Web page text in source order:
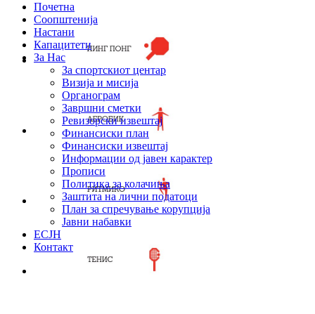
Почетна
Соопштенија
Настани
Капацитети
За Нас
За спортскиот центар
Визија и мисија
Органограм
Завршни сметки
Ревизорски извештај
Финансиски план
Финансиски извештај
Информации од јавен карактер
Прописи
Политика за колачиња
Заштита на лични податоци
План за спречување корупција
Јавни набавки
ЕСЈН
Контакт